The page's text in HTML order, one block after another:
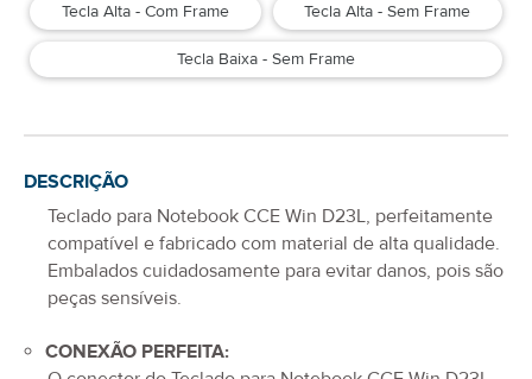
Tecla Alta - Com Frame Tecla Alta - Sem Frame
Tecla Baixa - Sem Frame
DESCRIÇÃO
Teclado para Notebook CCE Win D23L, perfeitamente
compatível e fabricado com material de alta qualidade.
Embalados cuidadosamente para evitar danos, pois são
peças sensíveis.
CONEXÃO PERFEITA: